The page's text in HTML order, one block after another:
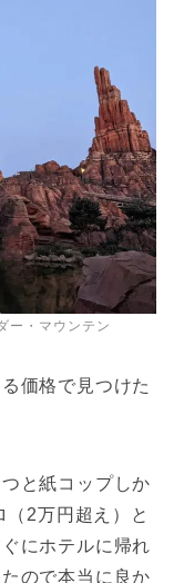
ー・マウンテン
価格で見つけた
と紙コップしか
2万円超え）と
にホテルに帰れ
ので本当に良か